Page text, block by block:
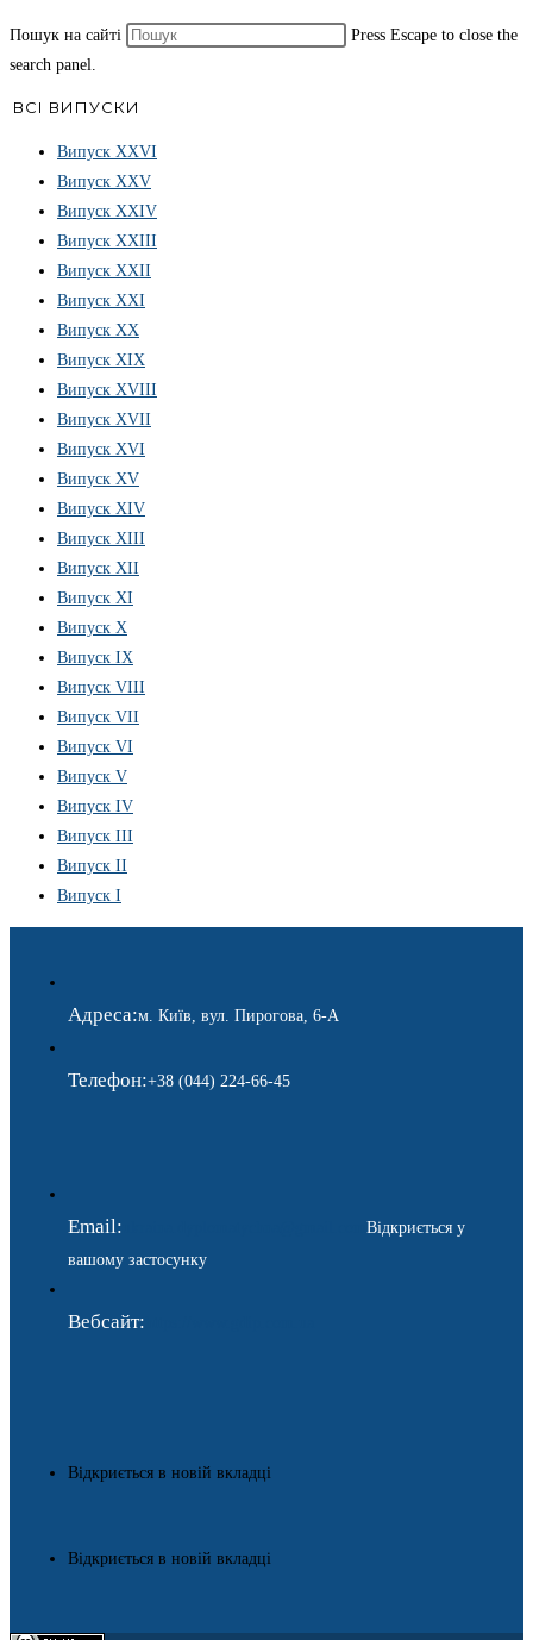
Пошук на сайті
Press Escape to close the
search panel.
ВСІ ВИПУСКИ
Випуск ХХVІ
Випуск XXV
Випуск XXIV
Випуск XXIII
Випуск XXII
Випуск XXI
Випуск XX
Випуск XIX
Випуск XVIII
Випуск XVII
Випуск XVI
Випуск XV
Випуск XIV
Випуск XIII
Випуск XII
Випуск XI
Випуск X
Випуск IX
Випуск VIII
Випуск VII
Випуск VI
Випуск V
Випуск IV
Випуск III
Випуск II
Випуск I
Адреса:м. Київ, вул. Пирогова, 6-А
Телефон:+38 (044) 224-66-45
Email:
Відкриється у
вашому застосунку
Вебсайт:
Відкриється в новій вкладці
Відкриється в новій вкладці